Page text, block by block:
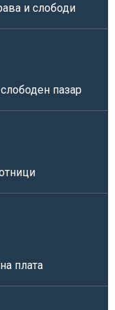
и слободи
пазар
плата